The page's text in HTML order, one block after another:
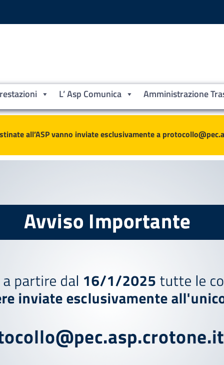
L’ Asp Comunica Amministrazione
all’ASP vanno inviate esclusivamente a